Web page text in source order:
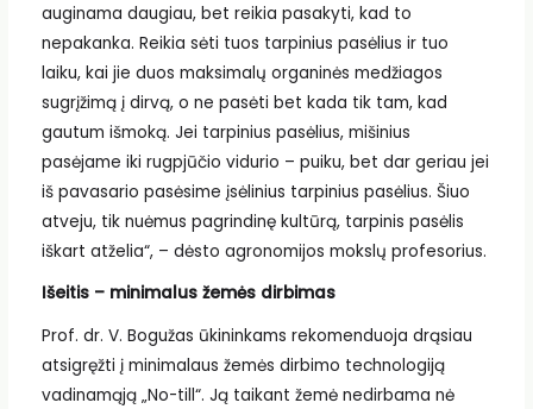
auginama daugiau, bet reikia pasakyti, kad to
nepakanka. Reikia sėti tuos tarpinius pasėlius ir tuo
laiku, kai jie duos maksimalų organinės medžiagos
sugrįžimą į dirvą, o ne pasėti bet kada tik tam, kad
gautum išmoką. Jei tarpinius pasėlius, mišinius
pasėjame iki rugpjūčio vidurio – puiku, bet dar geriau jei
iš pavasario pasėsime įsėlinius tarpinius pasėlius. Šiuo
atveju, tik nuėmus pagrindinę kultūrą, tarpinis pasėlis
iškart atželia“, – dėsto agronomijos mokslų profesorius.
Išeitis – minimalus žemės dirbimas
Prof. dr. V. Bogužas ūkininkams rekomenduoja drąsiau
atsigręžti į minimalaus žemės dirbimo technologiją
vadinamąją „No-till“. Ją taikant žemė nedirbama nė